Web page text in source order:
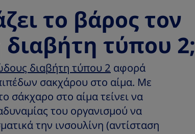
το βάρος τον
τύπου 2;
διαβήτη τύπου 2 αφορά
σακχάρου στο αίμα. Με
σάκχαρο στο αίμα τείνει να
του οργανισμού να
την ινσουλίνη (αντίσταση